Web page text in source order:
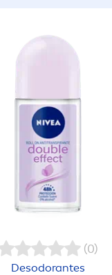
(0)
Desodorantes